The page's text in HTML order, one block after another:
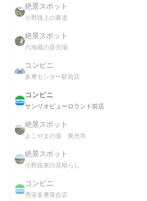
絶景スポット
小野路上の農道
絶景スポット
六地蔵の直売場
コンビニ
多摩センター駅前店
コンビニ
サンリオピューロランド前店
絶景スポット
よこやまの道 東光寺
絶景スポット
小野路東の見晴らし
コンビニ
秀栄多摩落合店